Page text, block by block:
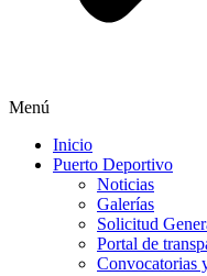
Menú
Inicio
Puerto Deportivo
Noticias
Galerías
Solicitud
Portal de
Convocatorias